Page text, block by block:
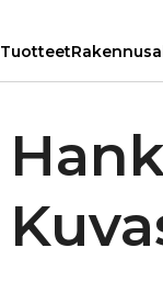
Tuotteet